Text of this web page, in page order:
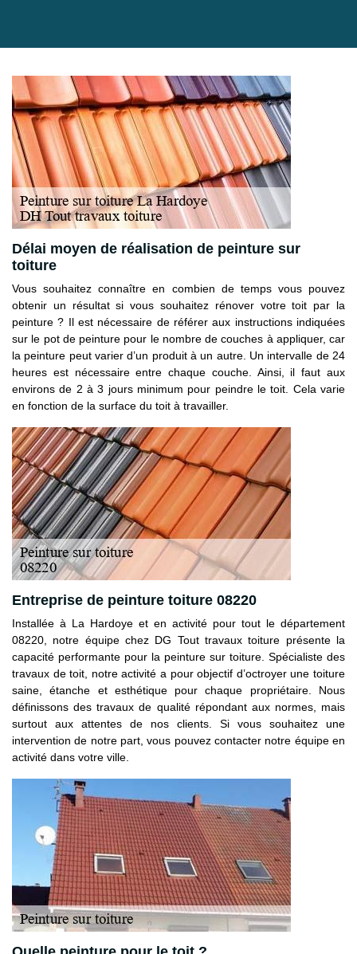
Délai moyen de réalisation de peinture sur
toiture
Vous souhaitez connaître en combien de temps vous pouvez
obtenir un résultat si vous souhaitez rénover votre toit par la
peinture ? Il est nécessaire de référer aux instructions indiquées
sur le pot de peinture pour le nombre de couches à appliquer, car
la peinture peut varier d’un produit à un autre. Un intervalle de 24
heures est nécessaire entre chaque couche. Ainsi, il faut aux
environs de 2 à 3 jours minimum pour peindre le toit. Cela varie
en fonction de la surface du toit à travailler.
Entreprise de peinture toiture 08220
Installée à La Hardoye et en activité pour tout le département
08220, notre équipe chez DG Tout travaux toiture présente la
capacité performante pour la peinture sur toiture. Spécialiste des
travaux de toit, notre activité a pour objectif d’octroyer une toiture
saine, étanche et esthétique pour chaque propriétaire. Nous
définissons des travaux de qualité répondant aux normes, mais
surtout aux attentes de nos clients. Si vous souhaitez une
intervention de notre part, vous pouvez contacter notre équipe en
activité dans votre ville.